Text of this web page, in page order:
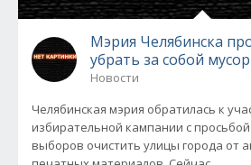
Мэрия Челябинска
убрать за собой мусор
Новости
Челябинская мэрия обратилась к
избирательной кампании с просьбой
выборов очистить улицы города от